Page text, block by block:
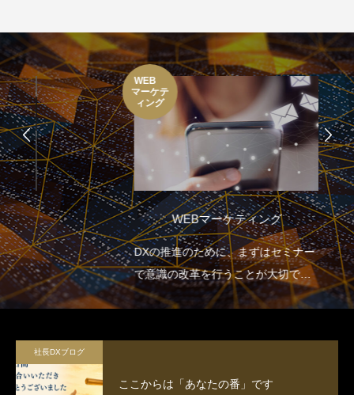
WEB
マーケテ
ィング
WEBマーケティング
DXの推進のために、まずはセミナー
で意識の改革を行うことが大切で
す。
社長DXブログ
ここからは「あなたの番」です